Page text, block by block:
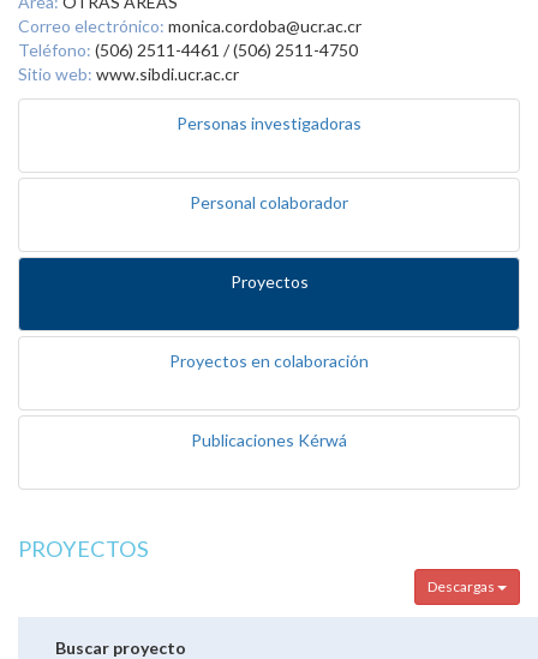
Correo electrónico: monica.cordoba@ucr.ac.cr
Teléfono: (506) 2511-4461 / (506) 2511-4750
Sitio web: www.sibdi.ucr.ac.cr
Personas investigadoras
Personal colaborador
Proyectos
Proyectos en colaboración
Publicaciones Kérwá
PROYECTOS
Descargas
Buscar proyecto